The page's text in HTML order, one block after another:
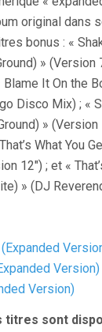
original dans
bonus : «
» (Version
Blame It On the
Disco Mix) ; «
» (Version
What You
12″) ; et «
» (DJ
Version)
Version)
titres sont